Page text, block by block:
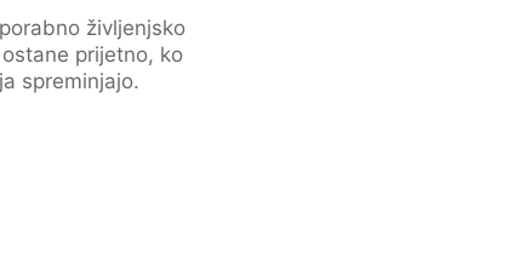
življenjsko
prijetno, ko
spreminjajo.